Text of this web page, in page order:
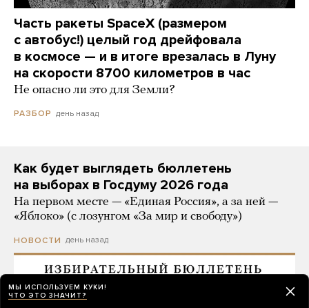
Часть ракеты SpaceX (размером
с автобус!) целый год дрейфовала
в космосе — и в итоге врезалась в Луну
на скорости 8700 километров в час
Не опасно ли это для Земли?
РАЗБОР день назад
Как будет выглядеть бюллетень
на выборах в Госдуму 2026 года
На первом месте — «Единая Россия», а за ней —
«Яблоко» (с лозунгом «За мир и свободу»)
НОВОСТИ день назад
МЫ ИСПОЛЬЗУЕМ КУКИ!
ЧТО ЭТО ЗНАЧИТ?